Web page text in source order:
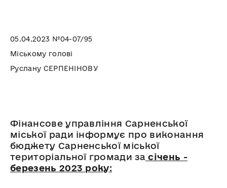
05.04.2023 №04-07/95
Міському голові
Руслану СЕРПЕНІНОВУ
Фінансове управління Сарненської
міської ради інформує про виконання
бюджету Сарненської міської
територіальної громади за січень -
березень 2023 року: